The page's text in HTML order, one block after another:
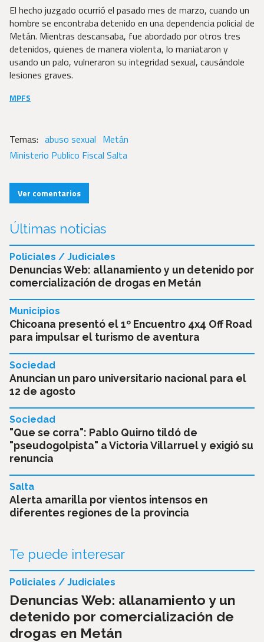
El hecho juzgado ocurrió el pasado mes de marzo, cuando un
hombre se encontraba detenido en una dependencia policial de
Metán. Mientras descansaba, fue abordado por otros tres
detenidos, quienes de manera violenta, lo maniataron y
usando un palo, vulneraron su integridad sexual, causándole
lesiones graves.
MPFS
abuso sexual Metán
Ministerio Publico Fiscal Salta
Ver comentarios
Últimas noticias
Denuncias Web: allanamiento y un detenido por
comercialización de drogas en Metán
Policiales / Judiciales
Chicoana presentó el 1º Encuentro 4x4 Off Road
para impulsar el turismo de aventura
Municipios
Anuncian un paro universitario nacional para el
12 de agosto
Sociedad
"Que se corra": Pablo Quirno tildó de
"pseudogolpista" a Victoria Villarruel y exigió su
renuncia
Sociedad
Alerta amarilla por vientos intensos en
diferentes regiones de la provincia
Salta
Te puede interesar
Denuncias Web: allanamiento y un
detenido por comercialización de
drogas en Metán
Policiales / Judiciales